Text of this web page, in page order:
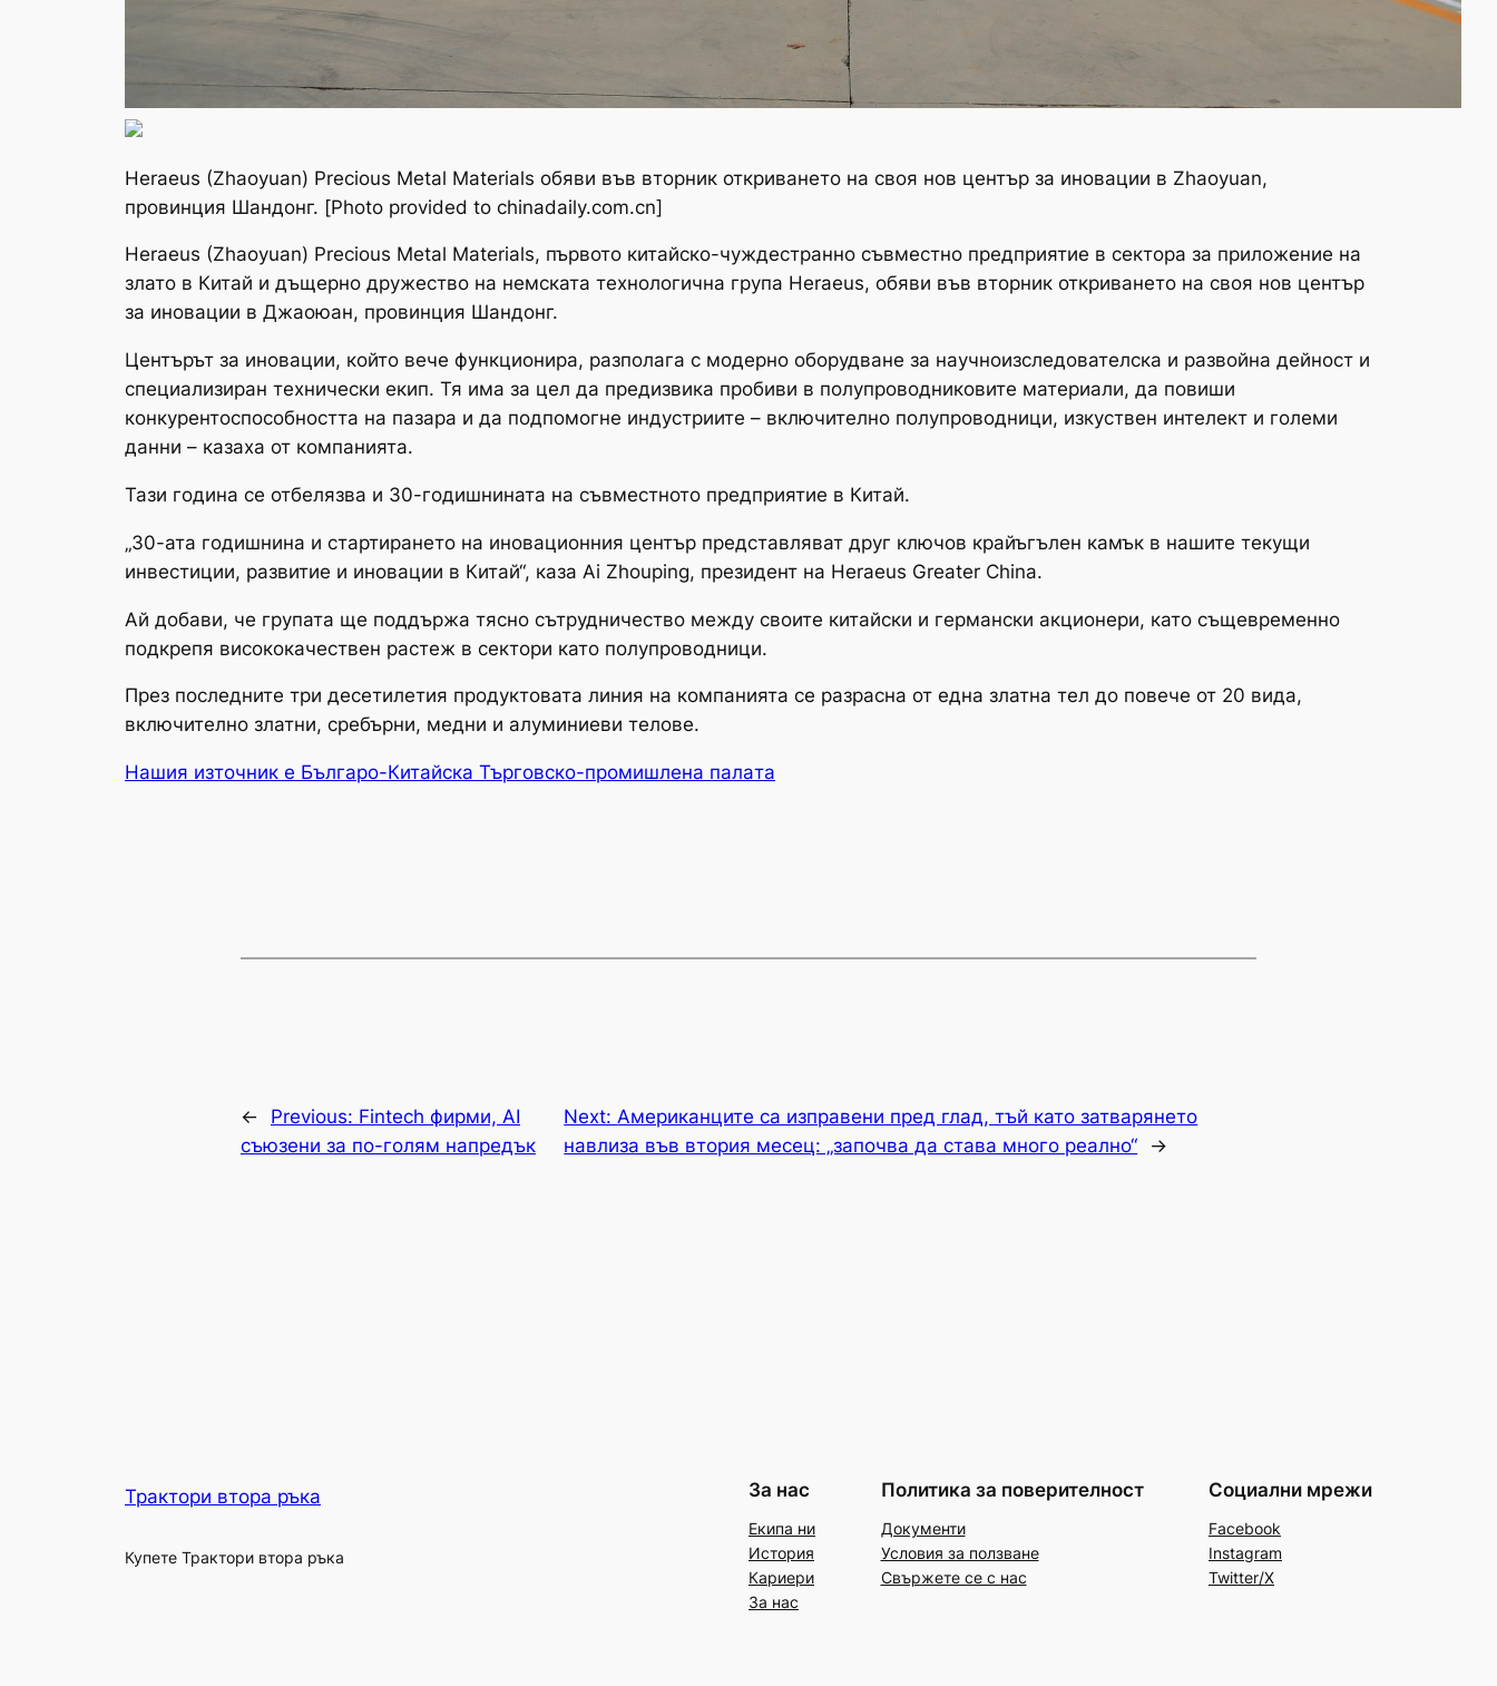
Heraeus (Zhaoyuan) Precious Metal Materials обяви във вторник откриването на своя нов център за иновации в Zhaoyuan,
провинция Шандонг. [Photo provided to chinadaily.com.cn]
Heraeus (Zhaoyuan) Precious Metal Materials, първото китайско-чуждестранно съвместно предприятие в сектора за приложение на
злато в Китай и дъщерно дружество на немската технологична група Heraeus, обяви във вторник откриването на своя нов център
за иновации в Джаоюан, провинция Шандонг.
Центърът за иновации, който вече функционира, разполага с модерно оборудване за научноизследователска и развойна дейност и
специализиран технически екип. Тя има за цел да предизвика пробиви в полупроводниковите материали, да повиши
конкурентоспособността на пазара и да подпомогне индустриите – включително полупроводници, изкуствен интелект и големи
данни – казаха от компанията.
Тази година се отбелязва и 30-годишнината на съвместното предприятие в Китай.
„30-ата годишнина и стартирането на иновационния център представляват друг ключов крайъгълен камък в нашите текущи
инвестиции, развитие и иновации в Китай“, каза Ai Zhouping, президент на Heraeus Greater China.
Ай добави, че групата ще поддържа тясно сътрудничество между своите китайски и германски акционери, като същевременно
подкрепя висококачествен растеж в сектори като полупроводници.
През последните три десетилетия продуктовата линия на компанията се разрасна от една златна тел до повече от 20 вида,
включително златни, сребърни, медни и алуминиеви телове.
Нашия източник е Българо-Китайска Търговско-промишлена палaта
← Previous: Fintech фирми, AI
съюзени за по-голям напредък
Next:Американците са изправени пред глад, тъй като затварянето
навлиза във втория месец: „започва да става много реално“
→
Трактори втора ръка
Купете Трактори втора ръка
За нас
Екипа ни
История
Кариери
За нас
Политика за поверителност
Документи
Условия за ползване
Свържете се с нас
Социални мрежи
Facebook
Instagram
Twitter/X